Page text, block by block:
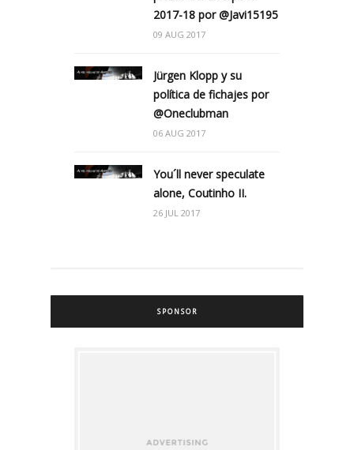
2017-18 por @Javi15195
09 AUG 2017
Jürgen Klopp y su
política de fichajes por
@Oneclubman
06 AUG 2017
You´ll never speculate
alone, Coutinho II.
26 JUL 2017
SPONSOR